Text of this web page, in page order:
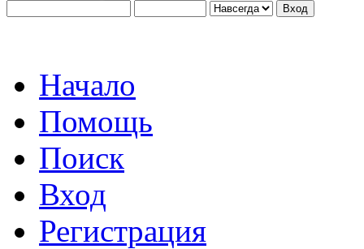
Начало
Помощь
Поиск
Вход
Регистрация